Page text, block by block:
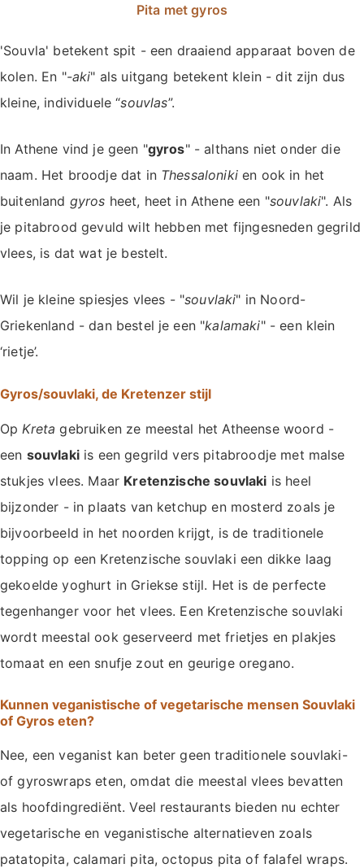
Pita met gyros
'Souvla' betekent spit - een draaiend apparaat boven de
kolen. En "-aki" als uitgang betekent klein - dit zijn dus
kleine, individuele “souvlas”.
In Athene vind je geen "gyros" - althans niet onder die
naam. Het broodje dat in Thessalonikien ook in het
buitenland gyros heet, heet in Athene een "souvlaki". Als
je pitabrood gevuld wilt hebben met fijngesneden gegrild
vlees, is dat wat je bestelt.
Wil je kleine spiesjes vlees - "souvlaki" in Noord-
Griekenland - dan bestel je een "kalamaki" - een klein
‘rietje’.
Gyros/souvlaki, de Kretenzer stijl
Op Kreta gebruiken ze meestal het Atheense woord -
een souvlakiis een gegrild vers pitabroodje met malse
stukjes vlees. Maar Kretenzische souvlaki is heel
bijzonder - in plaats van ketchup en mosterd zoals je
bijvoorbeeld in het noorden krijgt, is de traditionele
topping op een Kretenzische souvlaki een dikke laag
gekoelde yoghurt in Griekse stijl. Het is de perfecte
tegenhanger voor het vlees. Een Kretenzische souvlaki
wordt meestal ook geserveerd met frietjes en plakjes
tomaat en een snufje zout en geurige oregano.
Kunnen veganistische of vegetarische mensen Souvlaki
of Gyros eten?
Nee, een veganist kan beter geen traditionele souvlaki-
of gyroswraps eten, omdat die meestal vlees bevatten
als hoofdingrediënt. Veel restaurants bieden nu echter
vegetarische en veganistische alternatieven zoals
patatopita, calamari pita, octopus pita of falafel wraps.